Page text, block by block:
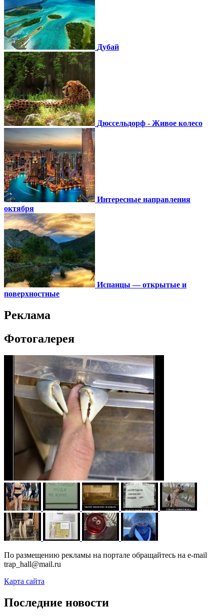
Дубай
Дюссельдорф - Живое колесо
Интересные направления
октября
Испанцы — открытые и
поверхностные
Реклама
Фотогалерея
По размещению рекламы на портале обращайтесь на e-mail
trap_hall@mail.ru
Карта сайта
Последние новости